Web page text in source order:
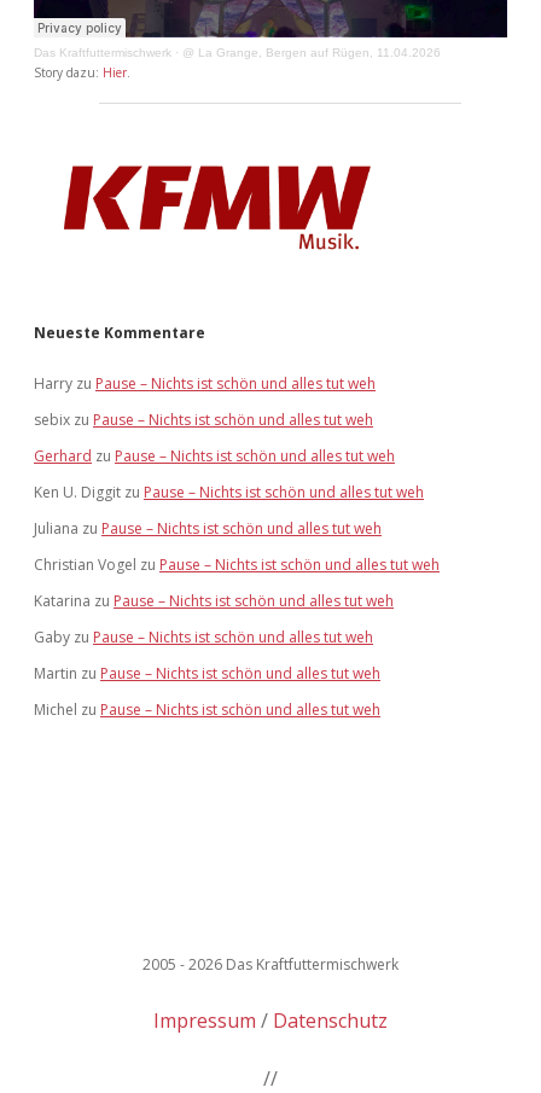
Das Kraftfuttermischwerk · @ La Grange, Bergen auf Rügen, 11.04.2026
Story dazu: Hier.
Neueste Kommentare
Harry zu Pause – Nichts ist schön und alles tut weh
sebix zu Pause – Nichts ist schön und alles tut weh
Gerhard zu Pause – Nichts ist schön und alles tut weh
Ken U. Diggit zu Pause – Nichts ist schön und alles tut weh
Juliana zu Pause – Nichts ist schön und alles tut weh
Christian Vogel zu Pause – Nichts ist schön und alles tut weh
Katarina zu Pause – Nichts ist schön und alles tut weh
Gaby zu Pause – Nichts ist schön und alles tut weh
Martin zu Pause – Nichts ist schön und alles tut weh
Michel zu Pause – Nichts ist schön und alles tut weh
2005 - 2026 Das Kraftfuttermischwerk
Impressum Datenschutz
//